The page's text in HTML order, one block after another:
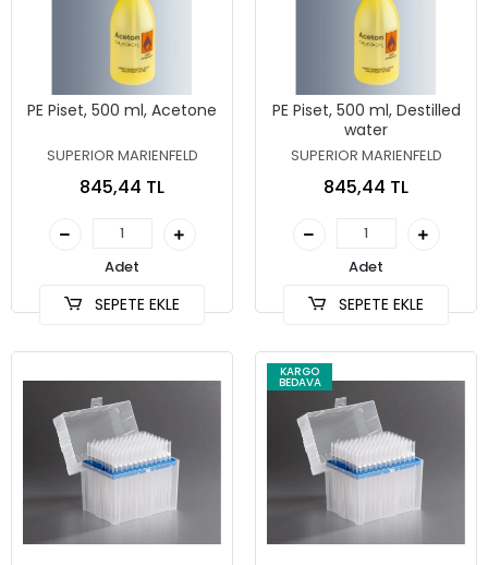
PE Piset, 500 ml, Acetone
SUPERIOR MARIENFELD
845,44 TL
Adet
SEPETE EKLE
PE Piset, 500 ml, Destilled
water
SUPERIOR MARIENFELD
845,44 TL
Adet
SEPETE EKLE
KARGO
BEDAVA